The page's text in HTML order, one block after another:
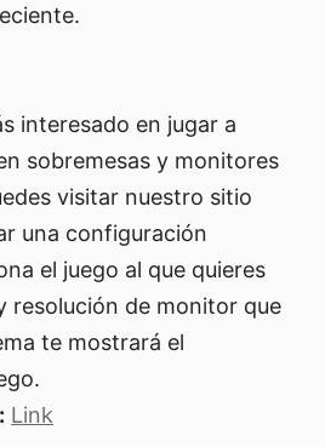
interesado en jugar a
sobremesas y monitores
visitar nuestro sitio
una configuración
el juego al que quieres
resolución de monitor que
te mostrará el
Link